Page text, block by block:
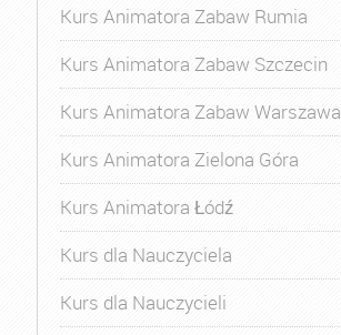
Kurs Animatora Zabaw Rumia
Kurs Animatora Zabaw Szczecin
Kurs Animatora Zabaw Warszawa
Kurs Animatora Zielona Góra
Kurs Animatora Łódź
Kurs dla Nauczyciela
Kurs dla Nauczycieli